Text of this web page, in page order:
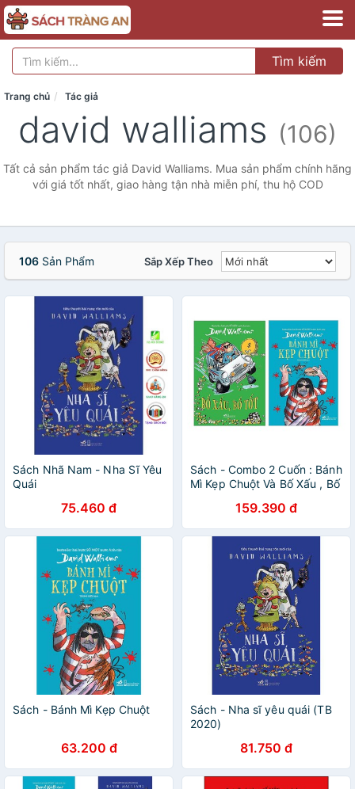
Tìm kiếm
Trang chủ Tác giả
david walliams (106)
Tất cả sản phẩm tác giả David Walliams. Mua sản phẩm chính hãng
với giá tốt nhất, giao hàng tận nhà miễn phí, thu hộ COD
106 Sản Phẩm Sắp Xếp Theo
Sách Nhã Nam - Nha Sĩ Yêu
Quái
75.460 đ
Sách - Combo 2 Cuốn : Bánh
Mì Kẹp Chuột Và Bố Xấu , Bố
159.390 đ
Sách - Bánh Mì Kẹp Chuột
63.200 đ
Sách - Nha sĩ yêu quái (TB
2020)
81.750 đ